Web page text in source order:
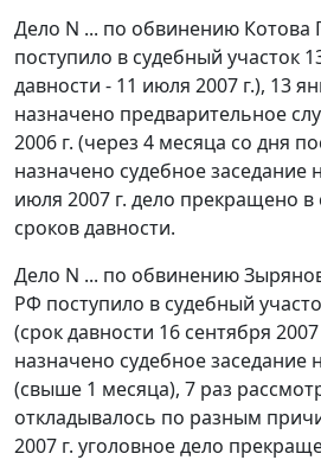
Дело N ... по обвинению Котова
поступило в судебный участок
давности - 11 июля 2007 г.), 13
назначено предварительное
2006 г. (через 4 месяца со дня
назначено судебное заседание
июля 2007 г. дело прекращено в
сроков давности.
Дело N ... по обвинению
РФ поступило в судебный
(срок давности 16 сентября 2007
назначено судебное заседание
(свыше 1 месяца), 7 раз
откладывалось по разным
2007 г. уголовное дело